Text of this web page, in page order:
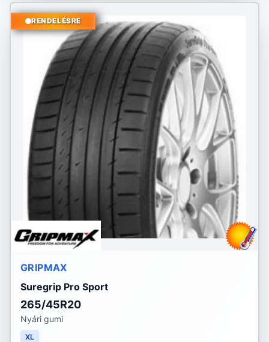
RENDELÉSRE
GRIPMAX
Suregrip Pro Sport
265/45R20
Nyári gumi
XL